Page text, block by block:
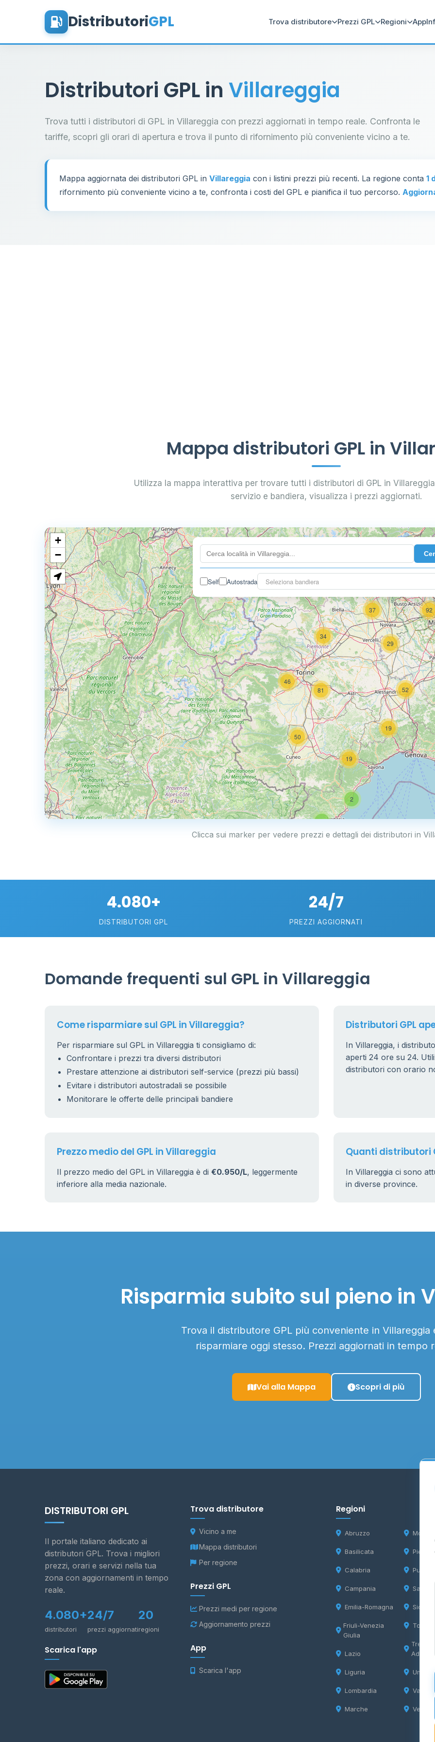
DistributoriGPL Trova distributore Prezzi GPL Regioni App
Distributori GPL in Villareggia
Trova tutti i distributori di GPL in Villareggia con prezzi aggiornati in tempo reale. Confronta le
tariffe, scopri gli orari di apertura e trova il punto di rifornimento più conveniente vicino a te.
Mappa aggiornata dei distributori GPL in Villareggia con i listini prezzi più recenti. La regione conta 1
rifornimento più conveniente vicino a te, confronta i costi del GPL e pianifica il tuo percorso.
Mappa distributori GPL in
Utilizza la mappa interattiva per trovare tutti i distributori di GPL in
servizio e bandiera, visualizza i prezzi aggiornati.
Self Autostrada Seleziona bandiera
34
3
37
2
46
5
50
29
19
52
19
81
92
+
−
Clicca sui marker per vedere prezzi e dettagli dei distributori in
4.080+
DISTRIBUTORI GPL
24/7
PREZZI AGGIORNATI
Domande frequenti sul GPL in Villareggia
Come risparmiare sul GPL in Villareggia?
Per risparmiare sul GPL in Villareggia ti consigliamo di:
Confrontare i prezzi tra diversi distributori
Prestare attenzione ai distributori self-service (prezzi più bassi)
Evitare i distributori autostradali se possibile
Monitorare le offerte delle principali bandiere
Distributori GPL
In Villareggia, i
aperti 24 ore su 24.
distributori con orario
Prezzo medio del GPL in Villareggia
Il prezzo medio del GPL in Villareggia è di €0.950/L, leggermente
inferiore alla media nazionale.
Quanti distributori
In Villareggia ci sono
in diverse province.
Risparmia subito sul pieno in
Trova il distributore GPL più conveniente in Villareggia
risparmiare oggi stesso. Prezzi aggiornati in tempo
Vai alla Mappa Scopri di più
DISTRIBUTORI GPL
Il portale italiano dedicato ai
distributori GPL. Trova i migliori
prezzi, orari e servizi nella tua
zona con aggiornamenti in tempo
reale.
4.080+
distributori
24/7
prezzi aggiornati
20
regioni
Scarica l'app
Trova distributore
Vicino a me
Mappa distributori
Per regione
Prezzi GPL
Prezzi medi per regione
Aggiornamento prezzi
App
Scarica l'app
Regioni
Abruzzo
Basilicata
Calabria
Campania
Emilia-Romagna
Friuli-Venezia
Giulia
Lazio
Liguria
Lombardia
Marche
Molise
Puglia
Sicilia
Toscana
Adige
Umbria
Valle
Veneto